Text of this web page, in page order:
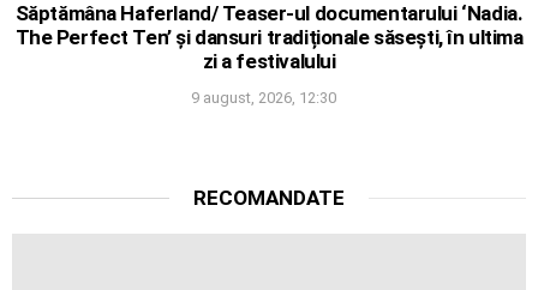
Săptămâna Haferland/ Teaser-ul documentarului ‘Nadia.
The Perfect Ten’ și dansuri tradiționale săsești, în ultima
zi a festivalului
9 august, 2026, 12:30
RECOMANDATE